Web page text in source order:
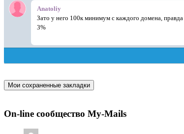
Мои сохраненные закладки
On-line сообщество My-Mails